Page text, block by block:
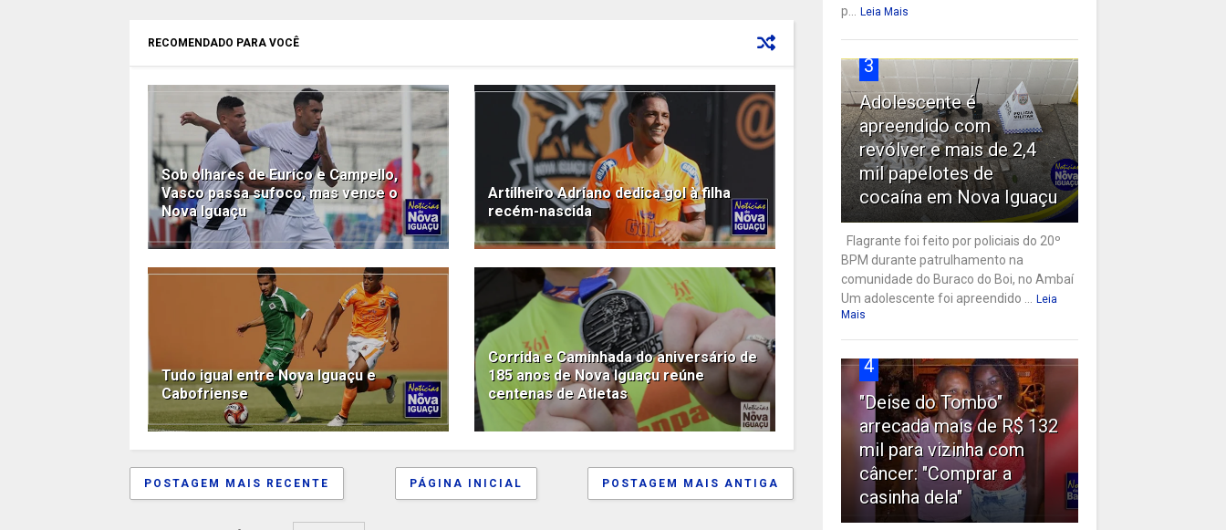
RECOMENDADO PARA VOCÊ
Sob olhares de Eurico e Campello,
Vasco passa sufoco, mas vence o
Nova Iguaçu
Artilheiro Adriano dedica gol à filha
recém-nascida
Tudo igual entre Nova Iguaçu e
Cabofriense
Corrida e Caminhada do aniversário de
185 anos de Nova Iguaçu reúne
centenas de Atletas
POSTAGEM MAIS RECENTE POSTAGEM MAIS ANTIGA
PÁGINA INICIAL
p...
Leia Mais
3
Adolescente é
apreendido com
revólver e mais de 2,4
mil papelotes de
cocaína em Nova Iguaçu
Flagrante foi feito por policiais do 20º
BPM durante patrulhamento na
comunidade do Buraco do Boi, no Ambaí
Um adolescente foi apreendido ...
Leia
Mais
4
"Deise do Tombo"
arrecada mais de R$ 132
mil para vizinha com
câncer: "Comprar a
casinha dela"